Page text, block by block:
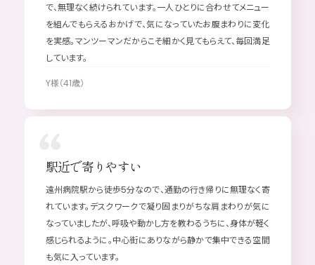
で、無理なく続けられています。一人ひとりに合わせてメニュー
を組んでもらえるおかげで、気になっていたお腹まわりに変化
を実感。マンツーマンだからこそ細かく見てもらえて、毎回満足
しています。
Y様（41歳）
駅近で寄りやすい
遠州病院駅から徒歩5分なので、通勤の行き帰りに無理なく寄
れています。デスクワークで凝り固まりがちな肩まわりが気に
なっていましたが、呼吸や動かし方を教わるうちに、身体が軽く
感じられるように。中心街にありながら静かで集中できる空間
も気に入っています。